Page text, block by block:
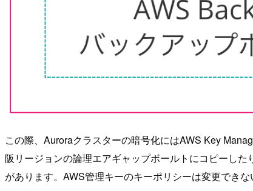
この際、Auroraクラスターの暗号化にはAWS Key
阪リージョンの論理エアギャップボールトにコピーし
があります。AWS管理キーのキーポリシーは変更でき